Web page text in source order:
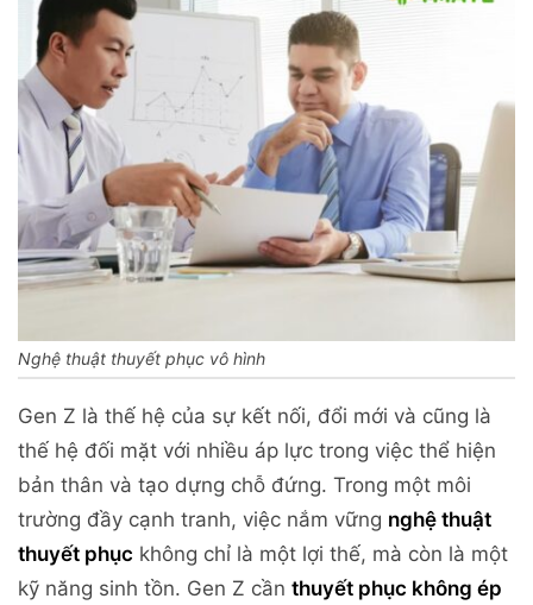
Nghệ thuật thuyết phục vô hình
Gen Z là thế hệ của sự kết nối, đổi mới và cũng là
thế hệ đối mặt với nhiều áp lực trong việc thể hiện
bản thân và tạo dựng chỗ đứng. Trong một môi
trường đầy cạnh tranh, việc nắm vững nghệ thuật
thuyết phục không chỉ là một lợi thế, mà còn là một
kỹ năng sinh tồn. Gen Z cần thuyết phục không ép